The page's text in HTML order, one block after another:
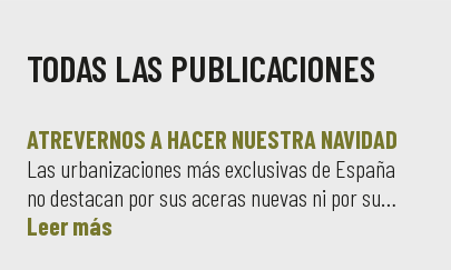
TODAS LAS PUBLICACIONES
ATREVERNOS A HACER NUESTRA NAVIDAD
Las urbanizaciones más exclusivas de España
no destacan por sus aceras nuevas ni por su…
Leer más